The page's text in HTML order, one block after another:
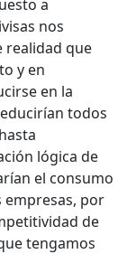
a
nos
realidad que
y en
en la
todos
lógica de
el consumo
empresas, por
de
tengamos